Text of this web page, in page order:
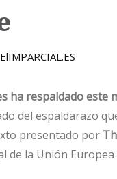
ElIMPARCIAL.ES
ha respaldado este
del espaldarazo
presentado por
de la Unión Europea